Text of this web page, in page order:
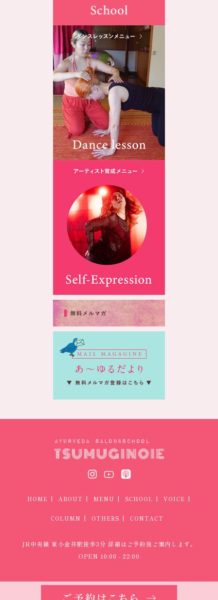
HOME | ABOUT | MENU | SCHOOL | VOICE |
COLUMN | OTHERS | CONTACT
JR中央線 東小金井駅徒歩3分 詳細はご予約後ご案内します。
OPEN 10:00 - 22:00